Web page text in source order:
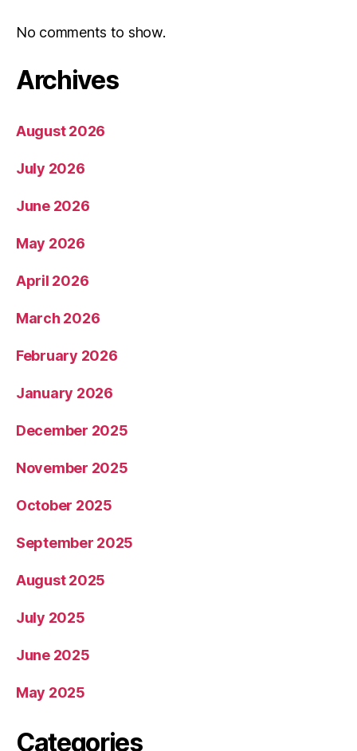
No comments to show.
Archives
August 2026
July 2026
June 2026
May 2026
April 2026
March 2026
February 2026
January 2026
December 2025
November 2025
October 2025
September 2025
August 2025
July 2025
June 2025
May 2025
Categories